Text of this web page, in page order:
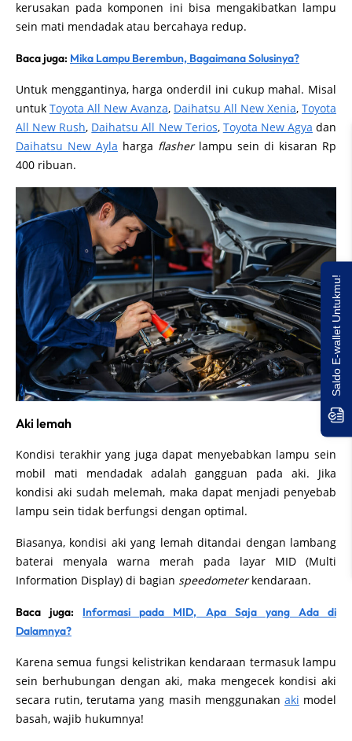
kerusakan pada komponen ini bisa mengakibatkan lampu
sein mati mendadak atau bercahaya redup.
Baca juga: Mika Lampu Berembun, Bagaimana Solusinya?
Untuk menggantinya, harga onderdil ini cukup mahal. Misal
untuk Toyota All New Avanza, Daihatsu All New Xenia, Toyota
All New Rush, Daihatsu All New Terios, Toyota New Agya dan
Daihatsu New Ayla harga flasher lampu sein di kisaran Rp
400 ribuan.
Aki lemah
Kondisi terakhir yang juga dapat menyebabkan lampu sein
mobil mati mendadak adalah gangguan pada aki. Jika
kondisi aki sudah melemah, maka dapat menjadi penyebab
lampu sein tidak berfungsi dengan optimal.
Biasanya, kondisi aki yang lemah ditandai dengan lambang
baterai menyala warna merah pada layar MID (Multi
Information Display) di bagian speedometerkendaraan.
Baca juga: Informasi pada MID, Apa Saja yang Ada di
Dalamnya?
Karena semua fungsi kelistrikan kendaraan termasuk lampu
sein berhubungan dengan aki, maka mengecek kondisi aki
secara rutin, terutama yang masih menggunakan aki model
basah, wajib hukumnya!
Saldo E-wallet Untukmu!